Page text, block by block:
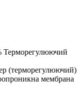
Терморегулюючий
(терморегулюючий)
мембрана